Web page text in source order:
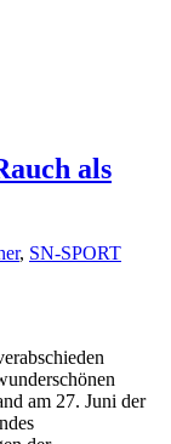
als
, SN-SPORT
am 27. Juni der